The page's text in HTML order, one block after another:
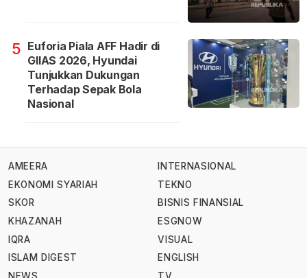
5 Euforia Piala AFF Hadir di
GIIAS 2026, Hyundai
Tunjukkan Dukungan
Terhadap Sepak Bola
Nasional
AMEERA
EKONOMI SYARIAH
SKOR
KHAZANAH
IQRA
ISLAM DIGEST
INTERNASIONAL
TEKNO
BISNIS FINANSIAL
ESGNOW
VISUAL
ENGLISH